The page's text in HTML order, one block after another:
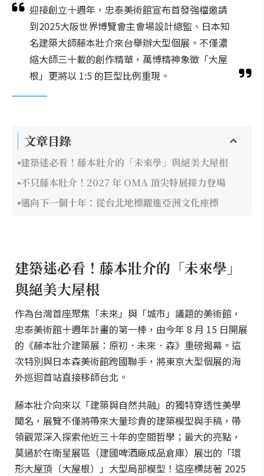
迎接創立十週年，忠泰美術館宣布首發強檔邀請
到2025大阪世界博覽會主會場設計總監、日本知
名建築大師藤本壯介來台舉辦大型個展。不僅濃
縮大師三十載的創作精華，萬博精神象徵「大屋
根」更將以 1:5 的巨型比例重現。
文章目錄
建築迷必看！藤本壯介的「未來學」與絕美大屋根
不只藤本壯介！2027 年 OMA 頂尖特展接力登場
邁向下一個十年：從台北地標躍進亞洲文化座標
建築迷必看！藤本壯介的「未來學」
與絕美大屋根
作為台灣首座聚焦「未來」與「城市」議題的美術館，
忠泰美術館十週年計畫的第一棒，由今年 8 月 15 日開展
的《藤本壯介建築展：原初．未來．森》重磅揭幕。這
次特別與日本森美術館跨國聯手，將東京大型個展的海
外巡迴首站直接移師台北。
藤本壯介向來以「建築與自然共融」的獨特穿透性美學
聞名，展覽不僅將帶來大量珍貴的建築模型與手稿，帶
領觀眾深入探索他近三十年的空間哲學；最大的亮點，
莫過於在衛星展區（建國啤酒廠成品倉庫）展出的「環
形大屋頂（大屋根）」大型局部模型！這座標誌著 2025